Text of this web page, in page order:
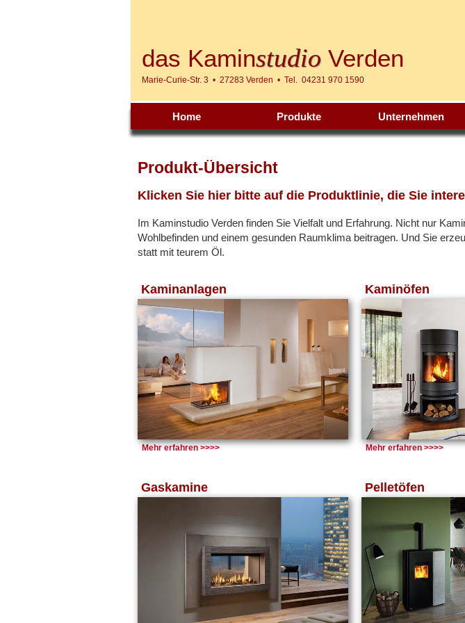
das KaminstudioVerden
Marie-Curie-Str. 3 • 27283 Verden • Tel. 04231 970 1590
Home Produkte Unternehmen
Produkt-Übersicht
Klicken Sie hier bitte auf die Produktlinie, die Sie
Im Kaminstudio Verden finden Sie Vielfalt und Erfahrung. Nicht nur
Wohlbefinden und einem gesunden Raumklima beitragen. Und Sie
statt mit teurem Öl.
Kaminanlagen
Mehr erfahren >>>>
Kaminöfen
Mehr erfahren >>>>
Gaskamine Pelletöfen